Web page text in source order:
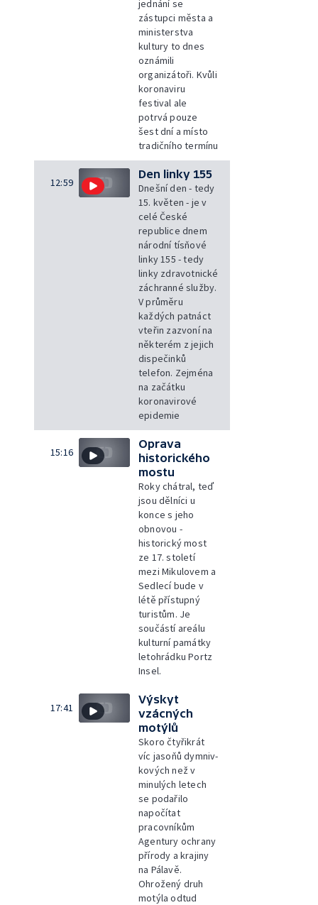
jednání se
zástupci města a
ministerstva
kultury to dnes
oznámili
organizátoři. Kvůli
koronaviru
festival ale
potrvá pouze
šest dní a místo
tradičního termínu
12:59
Den linky 155
Dnešní den - tedy
15. květen - je v
celé České
republice dnem
národní tísňové
linky 155 - tedy
linky zdravotnické
záchranné služby.
V průměru
každých patnáct
vteřin zazvoní na
některém z jejich
dispečinků
telefon. Zejména
na začátku
koronavirové
epidemie
15:16
Oprava
historického
mostu
Roky chátral, teď
jsou dělníci u
konce s jeho
obnovou -
historický most
ze 17. století
mezi Mikulovem a
Sedlecí bude v
létě přístupný
turistům. Je
součástí areálu
kulturní památky
letohrádku Portz
Insel.
17:41
Výskyt
vzácných
motýlů
Skoro čtyřikrát
víc jasoňů dymniv-
kových než v
minulých letech
se podařilo
napočítat
pracovníkům
Agentury ochrany
přírody a krajiny
na Pálavě.
Ohrožený druh
motýla odtud